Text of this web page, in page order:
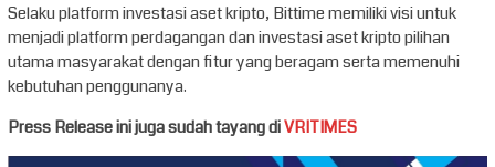
Selaku platform investasi aset kripto, Bittime memiliki visi untuk
menjadi platform perdagangan dan investasi aset kripto pilihan
utama masyarakat dengan fitur yang beragam serta memenuhi
kebutuhan penggunanya.
Press Release ini juga sudah tayang diVRITIMES